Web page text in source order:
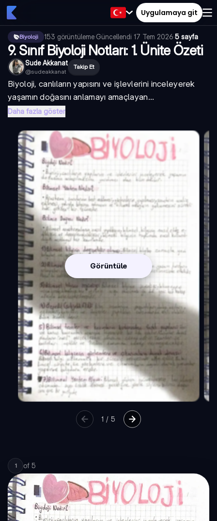
Uygulamaya git
Biyoloji 153 görüntüleme·Güncellendi 17 Tem 2026·5 sayfa
9. Sınıf Biyoloji Notları: 1. Ünite Özeti
Sude Akkanat
@sudeakkanat
Takip Et
Biyoloji, canlıların yapısını ve işlevlerini inceleyerek
yaşamın doğasını anlamayı amaçlayan...
Daha fazla göster
Görüntüle
1 /5
1 of 5